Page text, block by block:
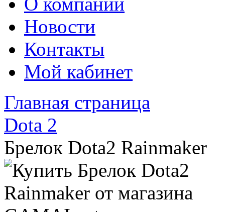
Новости
Контакты
Мой кабинет
Главная страница
Dota 2
Брелок Dota2 Rainmaker